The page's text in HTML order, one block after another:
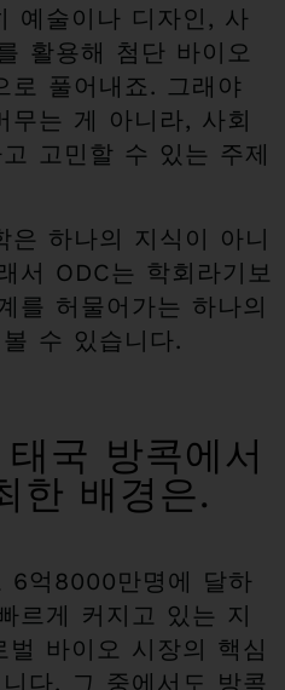
예술이나 디자인, 사
활용해 첨단 바이오
로 풀어내죠. 그래야
무는 게 아니라, 사회
고민할 수 있는 주제
은 하나의 지식이 아니
서 ODC는 학회라기보
를 허물어가는 하나의
수 있습니다.
국 방콕에서
한 배경은.
6억8000만명에 달하
르게 커지고 있는 지
바이오 시장의 핵심
다. 그 중에서도 방콕